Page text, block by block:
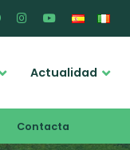
Actualidad
Contacta